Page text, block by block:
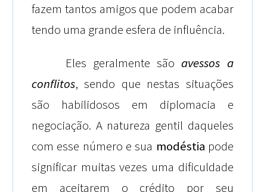
fazem tantos amigos que podem acabar
tendo uma grande esfera de influência.
Eles geralmente sãoavessos a
conflitos, sendo que nestas situações
são habilidosos em diplomacia e
negociação. A natureza gentil daqueles
com esse número e sua modéstia pode
significar muitas vezes uma dificuldade
em aceitarem o crédito por seu